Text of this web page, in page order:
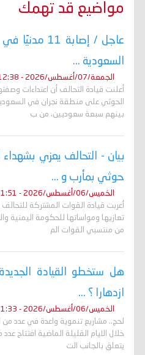
مواضيع قد تهمك
عاجل / إصابة
السعودية ...
الجمعة/07/أغسطس/2026 - 12:38 ص
أعلنت قيادة التحالف أن اعتداءات
بينهم سبعة سعوديين، من ب
بيان - التحالف يعزي
حوثي بمأرب و ...
الخميس/06/أغسطس/2026 - 11:51 م
أعربت قيادة القوات المشتركة
تعازيها ومواساتها للحكومة اليمنية
من منتسبي القوات الم
هل ستخطو القيادة
ازدهارا ؟ ...
الخميس/06/أغسطس/2026 - 11:33 م
لحج.. مشاريع تنموية واعدة في عدد
خلال الايام القليلة الماضية افتتاح
يتعلق بالجانب الت